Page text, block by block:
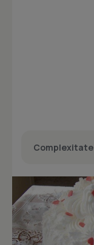
Complexitate